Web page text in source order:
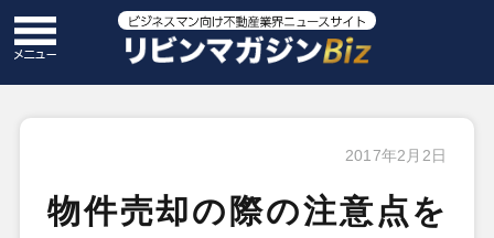
2017年2月2日
物件売却の際の注意点を